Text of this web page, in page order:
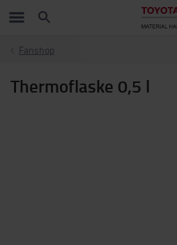
Fanshop
Thermoflaske 0,5 l